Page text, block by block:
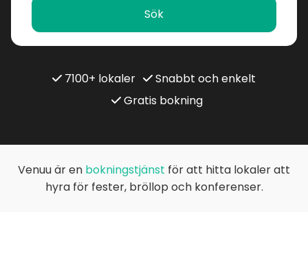
Sök
7100+ lokaler
Snabbt och enkelt
Gratis bokning
Venuu är en bokningstjänst för att hitta lokaler att
hyra för fester, bröllop och konferenser.